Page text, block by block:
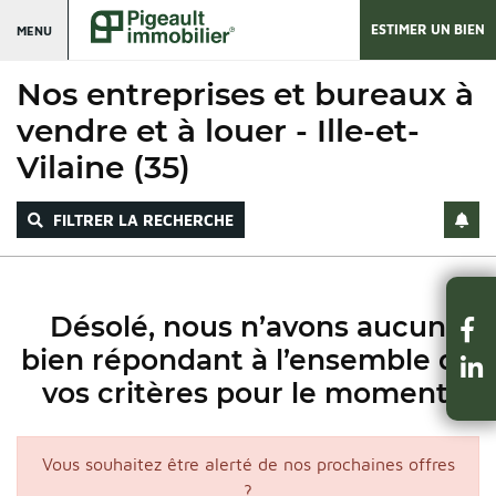
MENU ESTIMER UN BIEN
Nos entreprises et bureaux à
vendre et à louer - Ille-et-
Vilaine (35)
FILTRER LA RECHERCHE
Désolé, nous n’avons aucun
bien répondant à l’ensemble de
vos critères pour le moment.
Vous souhaitez être alerté de nos prochaines offres
?